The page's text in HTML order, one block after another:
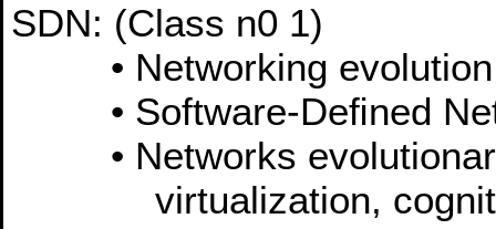
SDN: (Class n0 1)
• Networking evolution
• Software-Deﬁned
• Networks
virtualization, cognitive